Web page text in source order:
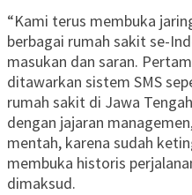
“Kami terus membuka
berbagai rumah sakit se-
masukan dan saran.
ditawarkan sistem SMS
rumah sakit di Jawa
dengan jajaran
mentah, karena sudah
membuka historis
dimaksud.